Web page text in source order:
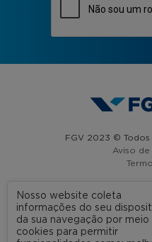
FGV 2023 ©
Aviso
A
Nosso website coleta
informações do seu
da sua navegação por meio
cookies para permitir